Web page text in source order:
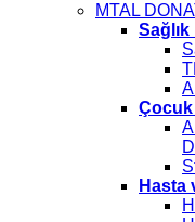
MTAL
Sağlık
Çocuk
Hasta